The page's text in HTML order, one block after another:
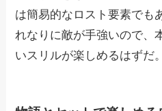
は簡易的なロスト要素でも
れなりに敵が手強いので、
いスリルが楽しめるはずだ。